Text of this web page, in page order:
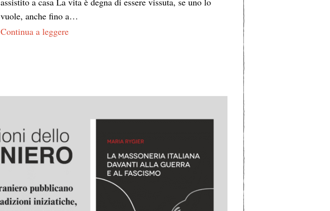
vuole, anche fino a…
Continua a leggere